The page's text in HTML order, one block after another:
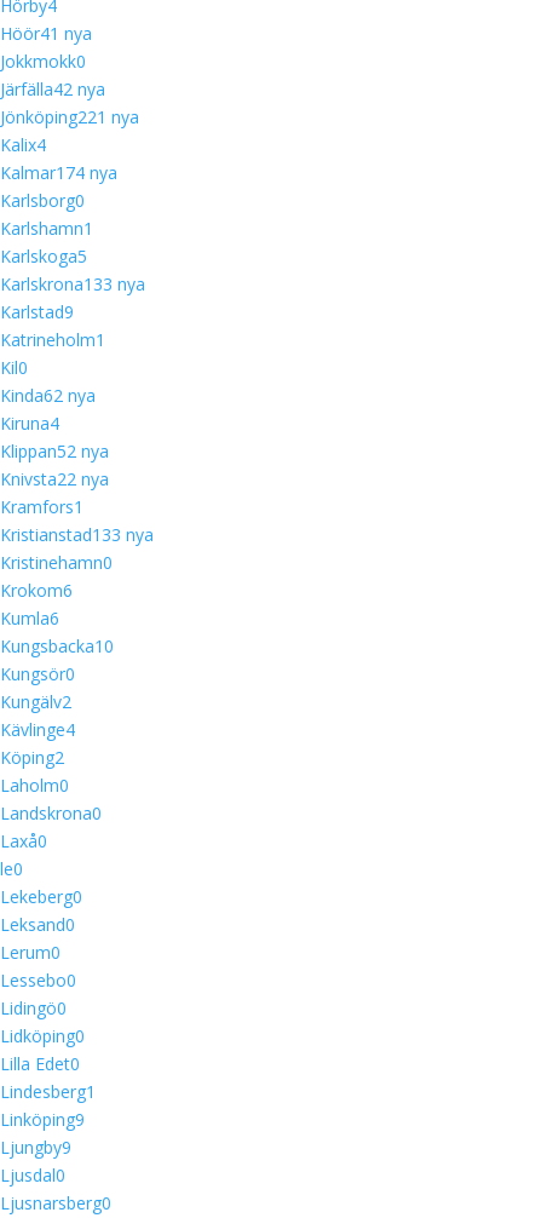
Hörby4
Höör41 nya
Jokkmokk0
Järfälla42 nya
Jönköping221 nya
Kalix4
Kalmar174 nya
Karlsborg0
Karlshamn1
Karlskoga5
Karlskrona133 nya
Karlstad9
Katrineholm1
Kil0
Kinda62 nya
Kiruna4
Klippan52 nya
Knivsta22 nya
Kramfors1
Kristianstad133 nya
Kristinehamn0
Krokom6
Kumla6
Kungsbacka10
Kungsör0
Kungälv2
Kävlinge4
Köping2
Laholm0
Landskrona0
Laxå0
le0
Lekeberg0
Leksand0
Lerum0
Lessebo0
Lidingö0
Lidköping0
Lilla Edet0
Lindesberg1
Linköping9
Ljungby9
Ljusdal0
Ljusnarsberg0